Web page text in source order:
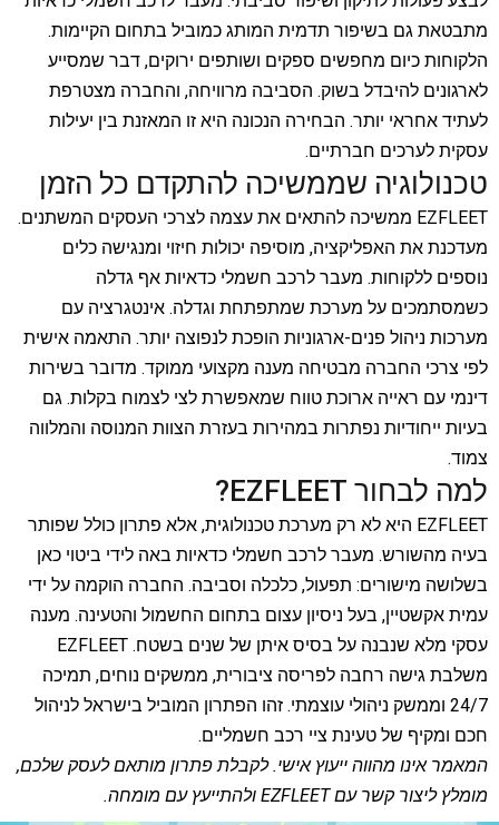
מתבטאת גם בשיפור תדמית המותג כמוביל בתחום הקיימות.
הלקוחות כיום מחפשים ספקים ושותפים ירוקים, דבר שמסייע
לארגונים להיבדל בשוק. הסביבה מרוויחה, והחברה מצטרפת
לעתיד אחראי יותר. הבחירה הנכונה היא זו המאזנת בין יעילות
עסקית לערכים חברתיים.
טכנולוגיה שממשיכה להתקדם כל הזמן
EZFLEET ממשיכה להתאים את עצמה לצרכי העסקים המשתנים.
מעדכנת את האפליקציה, מוסיפה יכולות חיזוי ומנגישה כלים
נוספים ללקוחות. מעבר לרכב חשמלי כדאיות אף גדלה
כשמסתמכים על מערכת שמתפתחת וגדלה. אינטגרציה עם
מערכות ניהול פנים-ארגוניות הופכת לנפוצה יותר. התאמה אישית
לפי צרכי החברה מבטיחה מענה מקצועי ממוקד. מדובר בשירות
דינמי עם ראייה ארוכת טווח שמאפשרת לצי לצמוח בקלות. גם
בעיות ייחודיות נפתרות במהירות בעזרת הצוות המנוסה והמלווה
צמוד.
למה לבחור EZFLEET?
EZFLEET היא לא רק מערכת טכנולוגית, אלא פתרון כולל שפותר
בעיה מהשורש. מעבר לרכב חשמלי כדאיות באה לידי ביטוי כאן
בשלושה מישורים: תפעול, כלכלה וסביבה. החברה הוקמה על ידי
עמית אקשטיין, בעל ניסיון עצום בתחום החשמול והטעינה. מענה
עסקי מלא שנבנה על בסיס איתן של שנים בשטח. EZFLEET
משלבת גישה רחבה לפריסה ציבורית, ממשקים נוחים, תמיכה
24/7 וממשק ניהולי עוצמתי. זהו הפתרון המוביל בישראל לניהול
חכם ומקיף של טעינת ציי רכב חשמליים.
המאמר אינו מהווה ייעוץ אישי. לקבלת פתרון מותאם לעסק שלכם,
מומלץ ליצור קשר עם EZFLEET ולהתייעץ עם מומחה.